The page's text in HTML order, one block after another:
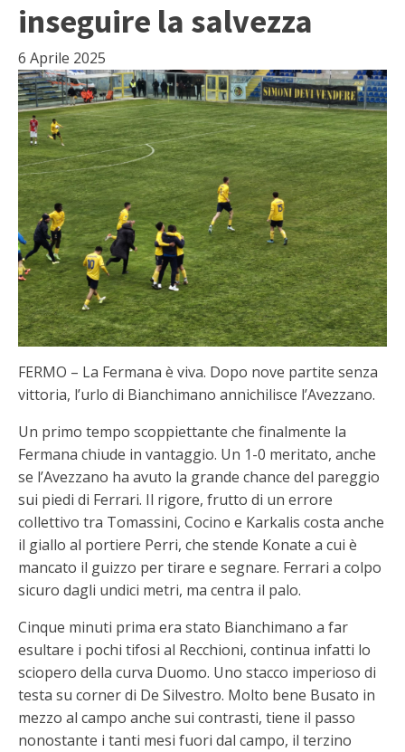
inseguire la salvezza
6 Aprile 2025
FERMO – La Fermana è viva. Dopo nove partite senza
vittoria, l’urlo di Bianchimano annichilisce l’Avezzano.
Un primo tempo scoppiettante che finalmente la
Fermana chiude in vantaggio. Un 1-0 meritato, anche
se l’Avezzano ha avuto la grande chance del pareggio
sui piedi di Ferrari. Il rigore, frutto di un errore
collettivo tra Tomassini, Cocino e Karkalis costa anche
il giallo al portiere Perri, che stende Konate a cui è
mancato il guizzo per tirare e segnare. Ferrari a colpo
sicuro dagli undici metri, ma centra il palo.
Cinque minuti prima era stato Bianchimano a far
esultare i pochi tifosi al Recchioni, continua infatti lo
sciopero della curva Duomo. Uno stacco imperioso di
testa su corner di De Silvestro. Molto bene Busato in
mezzo al campo anche sui contrasti, tiene il passo
nonostante i tanti mesi fuori dal campo, il terzino